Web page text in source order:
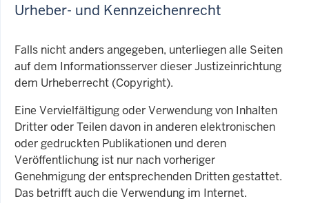
Urheber- und Kennzeichenrecht
Falls nicht anders angegeben, unterliegen alle Seiten
auf dem Informationsserver dieser Justizeinrichtung
dem Urheberrecht (Copyright).
Eine Vervielfältigung oder Verwendung von Inhalten
Dritter oder Teilen davon in anderen elektronischen
oder gedruckten Publikationen und deren
Veröffentlichung ist nur nach vorheriger
Genehmigung der entsprechenden Dritten gestattet.
Das betrifft auch die Verwendung im Internet.